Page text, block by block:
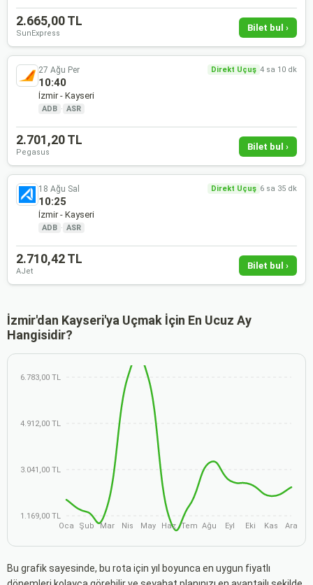
2.665,00 TL
SunExpress
Bilet bul ›
27 Ağu Per Direkt Uçuş 4 sa 10 dk
10:40
İzmir - Kayseri
ADB · ASR
2.701,20 TL
Pegasus
Bilet bul ›
18 Ağu Sal Direkt Uçuş 6 sa 35 dk
10:25
İzmir - Kayseri
ADB · ASR
2.710,42 TL
AJet
Bilet bul ›
İzmir'dan Kayseri'ya Uçmak İçin En Ucuz Ay
Hangisidir?
6.783,00 TL
4.912,00 TL
3.041,00 TL
1.169,00 TL
Oca
Şub Mar Nis May Haz Tem Ağu Eyl Eki Kas Ara
Bu grafik sayesinde, bu rota için yıl boyunca en uygun fiyatlı